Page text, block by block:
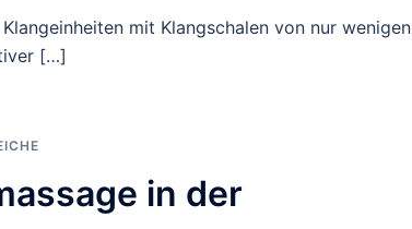
mit Klangschalen von nur wenigen
[…]
in der